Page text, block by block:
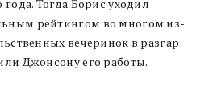
Тогда Борис уходил
рейтингом во многом из-
вечеринок в разгар
Джонсону его работы.